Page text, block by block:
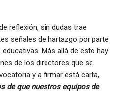
reflexión, sin dudas trae
señales de hartazgo por parte
Más allá de esto hay
de los directores que se
y a firmar está carta,
de que nuestros equipos de